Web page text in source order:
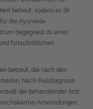
betreut, sodass es dir
die Ayurveda-
begegnest du einer
fortschrittlichen
betreut, die nach den
Nach Pulsdiagnose
der behandelnder Arzt
Anwendungen,